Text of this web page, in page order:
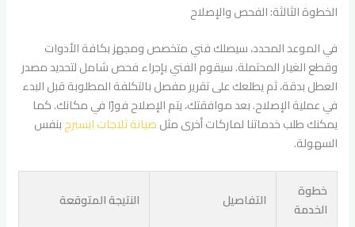
الخطوة الثالثة: الفحص والإصلاح
في الموعد المحدد، سيصلك فني متخصص ومجهز بكافة الأدوات
وقطع الغيار المحتملة. سيقوم الفني بإجراء فحص شامل لتحديد مصدر
العطل بدقة، ثم يطلعك على تقرير مفصل بالتكلفة المطلوبة قبل البدء
في عملية الإصلاح. بعد موافقتك، يتم الإصلاح فورًا في مكانك. كما
يمكنك طلب خدماتنا لماركات أخرى مثلصيانة ثلاجات ايسبرجبنفس
السهولة.
خطوة
الخدمة
التفاصيل النتيجة المتوقعة